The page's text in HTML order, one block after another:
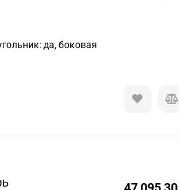
да, боковая